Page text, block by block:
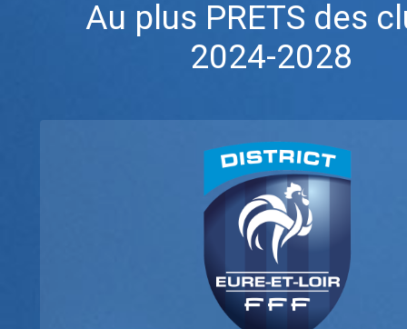
Au plus PRETS des
2024-2028